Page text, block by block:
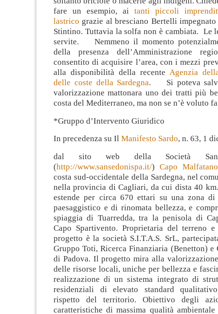
fare un esempio, ai tanti piccoli
lastrico grazie al bresciano Bertelli
Stintino. Tuttavia la solfa non è cambiata. Le
servite. Nemmeno il momento
della presenza dell’Amministrazione
consentito di acquisire l’area, con i mezzi
alla disponibilità della recente Agenzia
delle coste della Sardegna. Si poteva
valorizzazione mattonara uno dei tratti più
costa del Mediterraneo, ma non se n’è voluto
*Gruppo d’Intervento Giuridico
In precedenza su Il Manifesto Sardo, n. 63, 1
dal sito web della Società
(http://www.sansedonispa.it/) Capo Malfatano
costa sud-occidentale della Sardegna, nel
nella provincia di Cagliari, da cui dista 40
estende per circa 670 ettari su una zona di
paesaggistico e di rinomata bellezza, e
spiaggia di Tuarredda, tra la penisola di
Capo Spartivento. Proprietaria del terreno
progetto è la società S.I.T.A.S. SrL,
Gruppo Toti, Ricerca Finanziaria (Benetton) e
di Padova. Il progetto mira alla
delle risorse locali, uniche per bellezza e
realizzazione di un sistema integrato di
residenziali di elevato standard
rispetto del territorio. Obiettivo degli
caratteristiche di massima qualità ambientale